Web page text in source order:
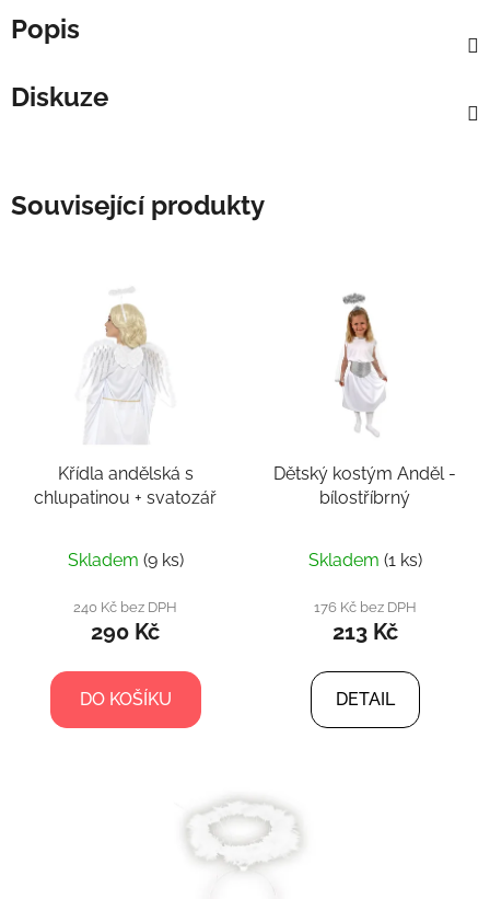
Popis
Diskuze
Související produkty
Křídla andělská s
chlupatinou + svatozář
Skladem (9 ks)
240 Kč bez DPH
290 Kč
DO KOŠÍKU
Dětský kostým Anděl -
bílostříbrný
Skladem (1 ks)
176 Kč bez DPH
213 Kč
DETAIL